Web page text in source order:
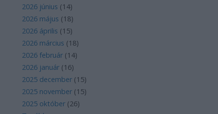
2026 június (14)
2026 május (18)
2026 április (15)
2026 március (18)
2026 február (14)
2026 január (16)
2025 december (15)
2025 november (15)
2025 október (26)